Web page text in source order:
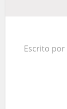
Escrito por